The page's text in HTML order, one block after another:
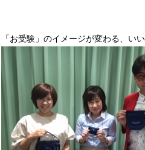
「お受験」のイメージが変わる、い